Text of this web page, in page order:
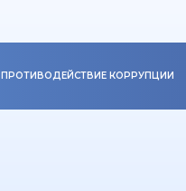
ПРОТИВОДЕЙСТВИЕ КОРРУПЦИИ